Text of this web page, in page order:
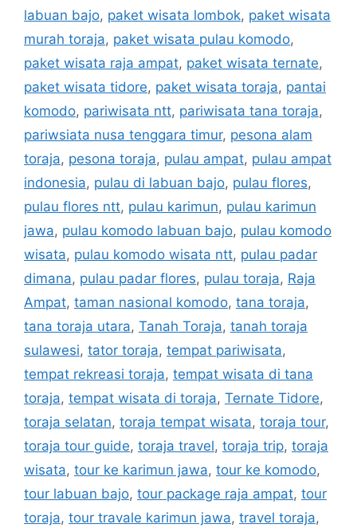
labuan bajo, paket wisata lombok, paket wisata
murah toraja, paket wisata pulau komodo,
paket wisata raja ampat, paket wisata ternate,
paket wisata tidore, paket wisata toraja, pantai
komodo, pariwisata ntt, pariwisata tana toraja,
pariwsiata nusa tenggara timur, pesona alam
toraja, pesona toraja, pulau ampat, pulau ampat
indonesia, pulau di labuan bajo, pulau flores,
pulau flores ntt, pulau karimun, pulau karimun
jawa, pulau komodo labuan bajo, pulau komodo
wisata, pulau komodo wisata ntt, pulau padar
dimana, pulau padar flores, pulau toraja, Raja
Ampat, taman nasional komodo, tana toraja,
tana toraja utara, Tanah Toraja, tanah toraja
sulawesi, tator toraja, tempat pariwisata,
tempat rekreasi toraja, tempat wisata di tana
toraja, tempat wisata di toraja, Ternate Tidore,
toraja selatan, toraja tempat wisata, toraja tour,
toraja tour guide, toraja travel, toraja trip, toraja
wisata, tour ke karimun jawa, tour ke komodo,
tour labuan bajo, tour package raja ampat, tour
toraja, tour travale karimun jawa, travel toraja,